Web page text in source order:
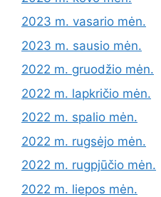
2023 m. vasario mėn.
2023 m. sausio mėn.
2022 m. gruodžio mėn.
2022 m. lapkričio mėn.
2022 m. spalio mėn.
2022 m. rugsėjo mėn.
2022 m. rugpjūčio mėn.
2022 m. liepos mėn.